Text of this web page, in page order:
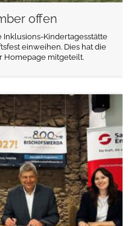
offen
Kindertagesstätte
einweihen. Dies hat die
Homepage mitgeteilt.